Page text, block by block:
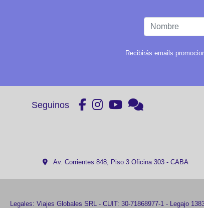
Recibirás emails
Seguinos
Av. Corrientes 848, Piso 3 Oficina 303 - CABA
Legales: Viajes Globales SRL - CUIT: 30-71868977-1 - Legajo